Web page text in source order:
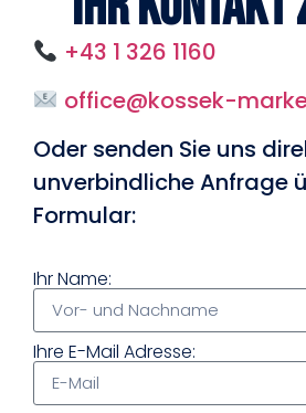
+43 1 326 1160
office@kossek-
Oder senden Sie uns
unverbindliche Anfrage
Formular:
Ihr Name:
Ihre E-Mail Adresse: